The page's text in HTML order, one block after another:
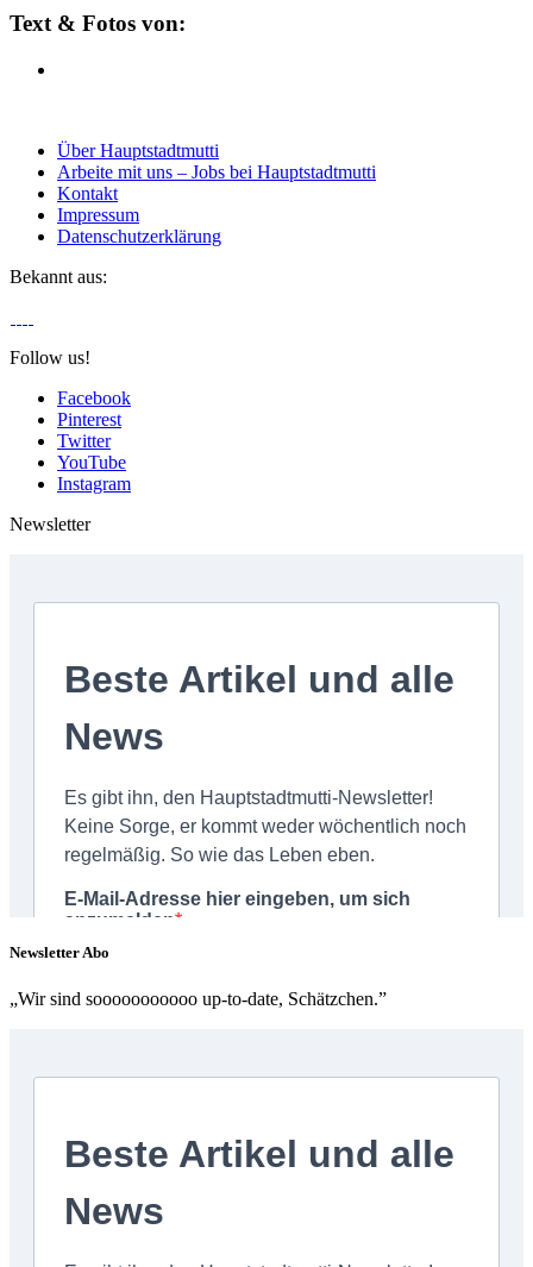
Text & Fotos von:
Über Hauptstadtmutti
Arbeite mit uns – Jobs bei Hauptstadtmutti
Kontakt
Impressum
Datenschutzerklärung
Bekannt aus:
Follow us!
Facebook
Pinterest
Twitter
YouTube
Instagram
Newsletter
Newsletter Abo
„Wir sind sooooooooooo up-to-date, Schätzchen.”